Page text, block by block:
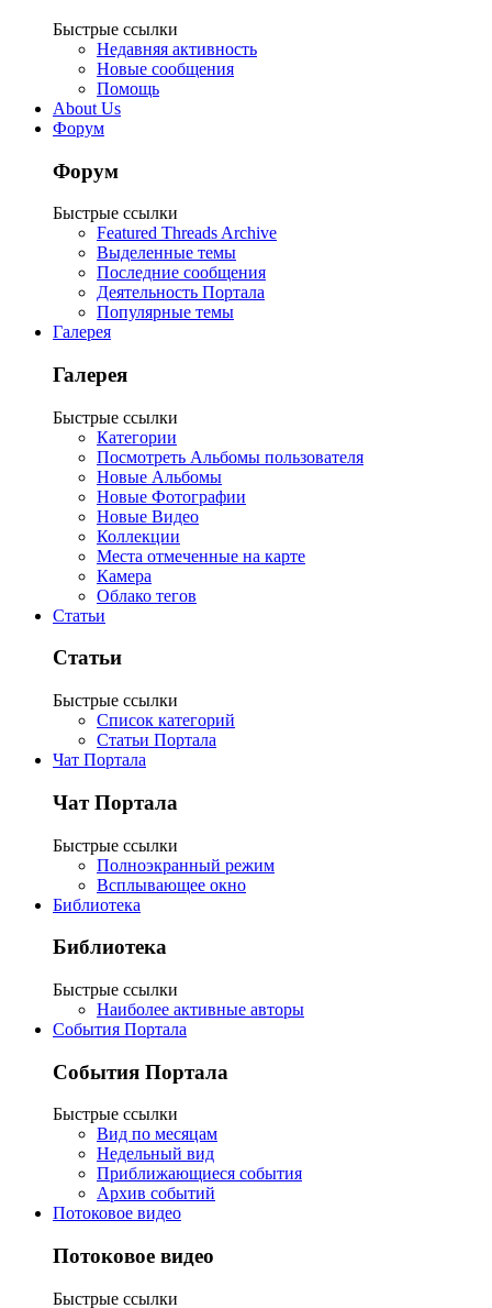
Быстрые ссылки
Недавняя активность
Новые сообщения
Помощь
About Us
Форум
Форум
Быстрые ссылки
Featured Threads Archive
Выделенные темы
Последние сообщения
Деятельность Портала
Популярные темы
Галерея
Галерея
Быстрые ссылки
Категории
Посмотреть Альбомы пользователя
Новые Альбомы
Новые Фотографии
Новые Видео
Коллекции
Места отмеченные на карте
Камера
Облако тегов
Статьи
Статьи
Быстрые ссылки
Список категорий
Статьи Портала
Чат Портала
Чат Портала
Быстрые ссылки
Полноэкранный режим
Всплывающее окно
Библиотека
Библиотека
Быстрые ссылки
Наиболее активные авторы
События Портала
События Портала
Быстрые ссылки
Вид по месяцам
Недельный вид
Приближающиеся события
Архив событий
Потоковое видео
Потоковое видео
Быстрые ссылки